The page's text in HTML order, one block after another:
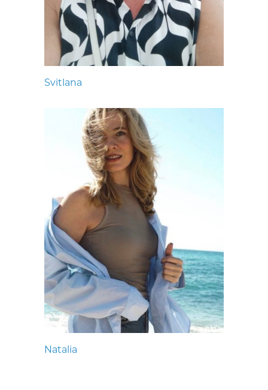
Svitlana
Natalia